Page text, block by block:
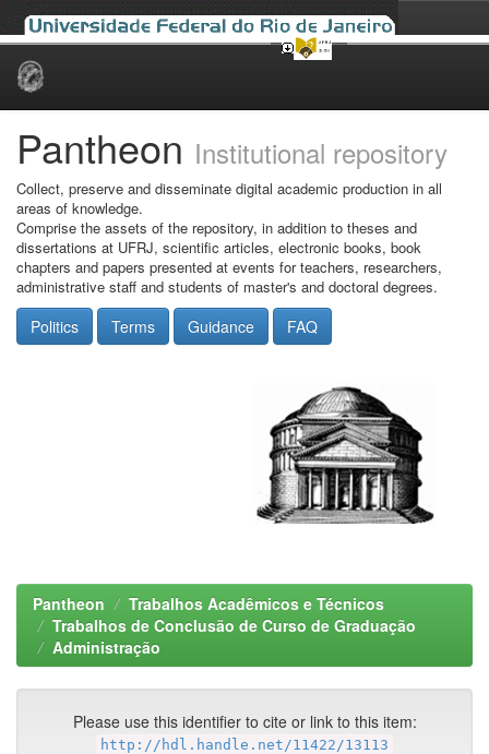
Skip
Pantheon Institutional repository
Collect, preserve and disseminate digital academic production in all
areas of knowledge.
Comprise the assets of the repository, in addition to theses and
dissertations at UFRJ, scientific articles, electronic books, book
chapters and papers presented at events for teachers, researchers,
administrative staff and students of master's and doctoral degrees.
Politics Terms Guidance FAQ
Pantheon
Trabalhos Acadêmicos e Técnicos
Trabalhos de Conclusão de Curso de Graduação
Administração
Please use this identifier to cite or link to this item:
http://hdl.handle.net/11422/13113